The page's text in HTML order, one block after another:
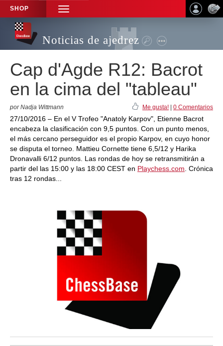
SHOP
TOGGLE
NAVIGATION
Noticias de ajedrez
Cap d'Agde R12: Bacrot
en la cima del "tableau"
por Nadja Wittmann Me gusta! 0 Comentarios
27/10/2016 – En el V Trofeo "Anatoly Karpov", Etienne Bacrot
encabeza la clasificación con 9,5 puntos. Con un punto menos,
el más cercano perseguidor es el propio Karpov, en cuyo honor
se disputa el torneo. Mattieu Cornette tiene 6,5/12 y Harika
Dronavalli 6/12 puntos. Las rondas de hoy se retransmitirán a
partir del las 15:00 y las 18:00 CEST en Playchess.com . Crónica
tras 12 rondas...